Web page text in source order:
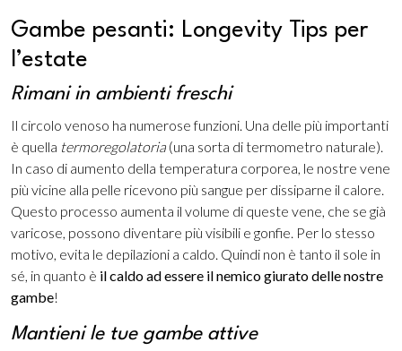
Gambe pesanti: Longevity Tips per
l’estate
Rimani in ambienti freschi
Il circolo venoso ha numerose funzioni. Una delle più importanti
è quella termoregolatoria (una sorta di termometro naturale).
In caso di aumento della temperatura corporea, le nostre vene
più vicine alla pelle ricevono più sangue per dissiparne il calore.
Questo processo aumenta il volume di queste vene, che se già
varicose, possono diventare più visibili e gonfie. Per lo stesso
motivo, evita le depilazioni a caldo. Quindi non è tanto il sole in
sé, in quanto è il caldo ad essere il nemico giurato delle nostre
gambe!
Mantieni le tue gambe attive